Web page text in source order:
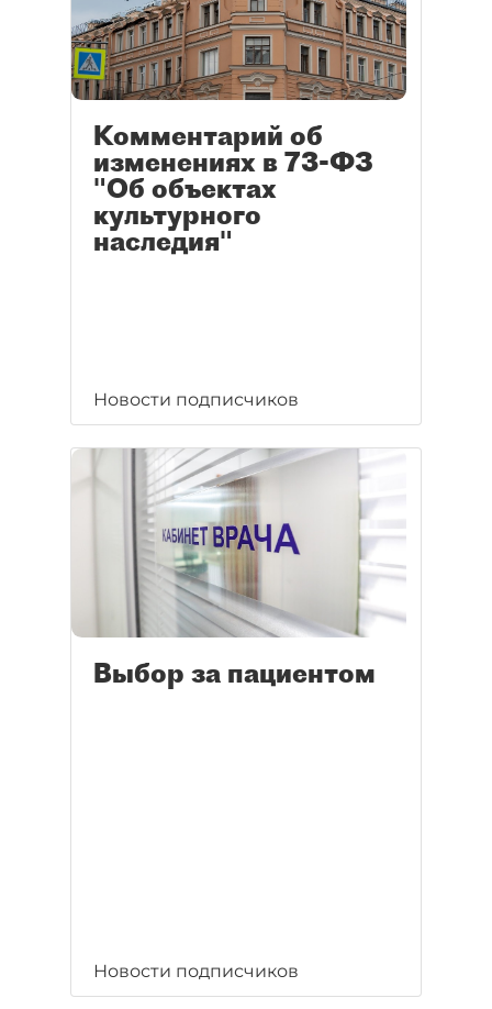
Комментарий об
изменениях в 73-ФЗ
"Об объектах
культурного
наследия"
Новости подписчиков
Выбор за пациентом
Новости подписчиков